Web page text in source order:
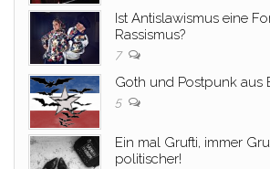
Ist Antislawismus eine
Rassismus?
7
Goth und Postpunk aus
5
Ein mal Grufti, immer
politischer!